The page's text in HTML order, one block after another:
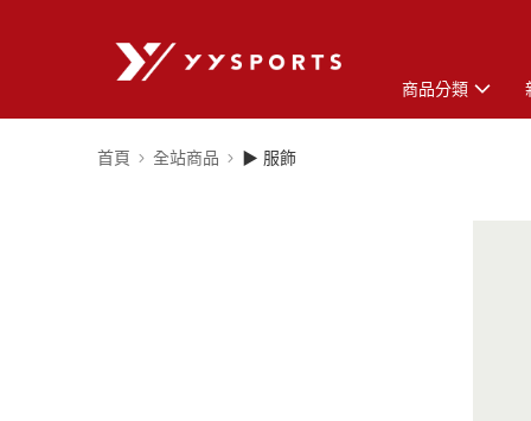
商品分類
首頁 全站商品 ▶ 服飾